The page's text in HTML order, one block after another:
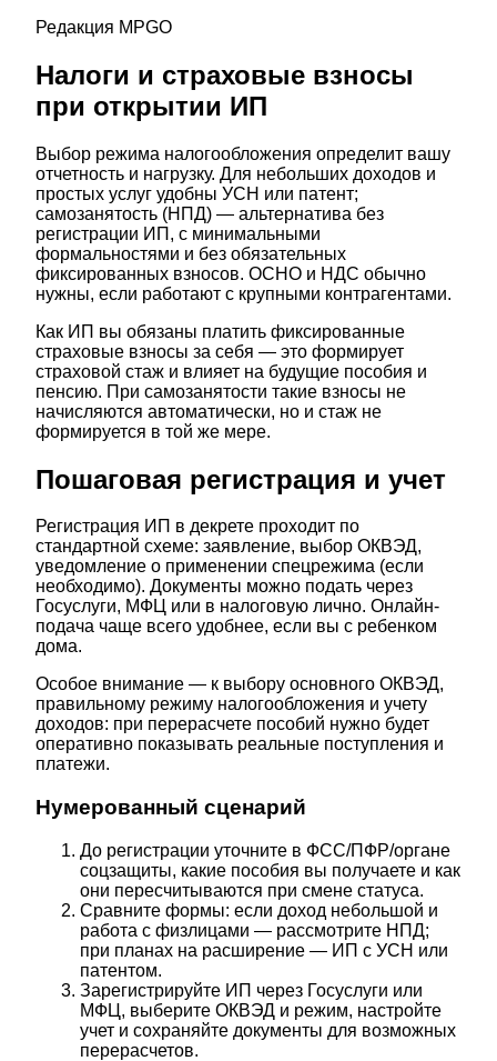
Редакция MPGO
Налоги и страховые взносы
при открытии ИП
Выбор режима налогообложения определит вашу
отчетность и нагрузку. Для небольших доходов и
простых услуг удобны УСН или патент;
самозанятость (НПД) — альтернатива без
регистрации ИП, с минимальными
формальностями и без обязательных
фиксированных взносов. ОСНО и НДС обычно
нужны, если работают с крупными контрагентами.
Как ИП вы обязаны платить фиксированные
страховые взносы за себя — это формирует
страховой стаж и влияет на будущие пособия и
пенсию. При самозанятости такие взносы не
начисляются автоматически, но и стаж не
формируется в той же мере.
Пошаговая регистрация и учет
Регистрация ИП в декрете проходит по
стандартной схеме: заявление, выбор ОКВЭД,
уведомление о применении спецрежима (если
необходимо). Документы можно подать через
Госуслуги, МФЦ или в налоговую лично. Онлайн-
подача чаще всего удобнее, если вы с ребенком
дома.
Особое внимание — к выбору основного ОКВЭД,
правильному режиму налогообложения и учету
доходов: при перерасчете пособий нужно будет
оперативно показывать реальные поступления и
платежи.
Нумерованный сценарий
До регистрации уточните в ФСС/ПФР/органе
соцзащиты, какие пособия вы получаете и как
они пересчитываются при смене статуса.
Сравните формы: если доход небольшой и
работа с физлицами — рассмотрите НПД;
при планах на расширение — ИП с УСН или
патентом.
Зарегистрируйте ИП через Госуслуги или
МФЦ, выберите ОКВЭД и режим, настройте
учет и сохраняйте документы для возможных
перерасчетов.